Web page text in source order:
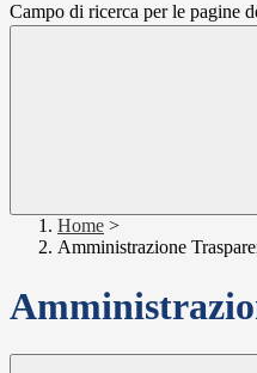
Campo di ricerca per le pagine
Home >
Amministrazione